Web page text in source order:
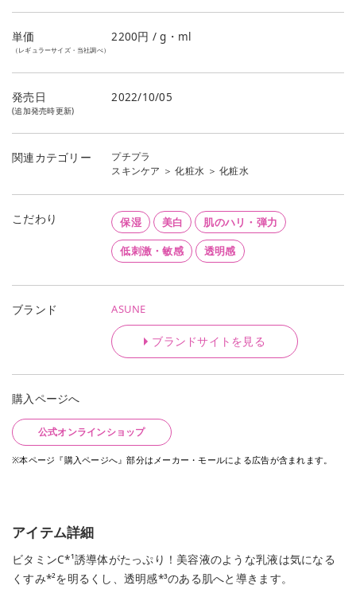
単価
（レギュラーサイズ・当社調べ）
2200円 / g・ml
発売日
(追加発売時更新)
2022/10/05
関連カテゴリー
プチプラ
スキンケア ＞化粧水 ＞化粧水
こだわり 保湿 美白 肌のハリ・弾力
低刺激・敏感 透明感
ブランド ASUNE
ブランドサイトを見る
購入ページへ
公式オンラインショップ
※本ページ『購入ページへ』部分はメーカー・モールによる広告が含まれます。
アイテム詳細
ビタミンC*¹誘導体がたっぷり！美容液のような乳液は気になる
くすみ*²を明るくし、透明感*³のある肌へと導きます。